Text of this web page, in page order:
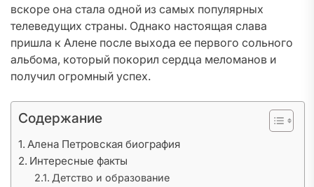
вскоре она стала одной из самых популярных
телеведущих страны. Однако настоящая слава
пришла к Алене после выхода ее первого сольного
альбома, который покорил сердца меломанов и
получил огромный успех.
Содержание
Алена Петровская биография
Интересные факты
Детство и образование